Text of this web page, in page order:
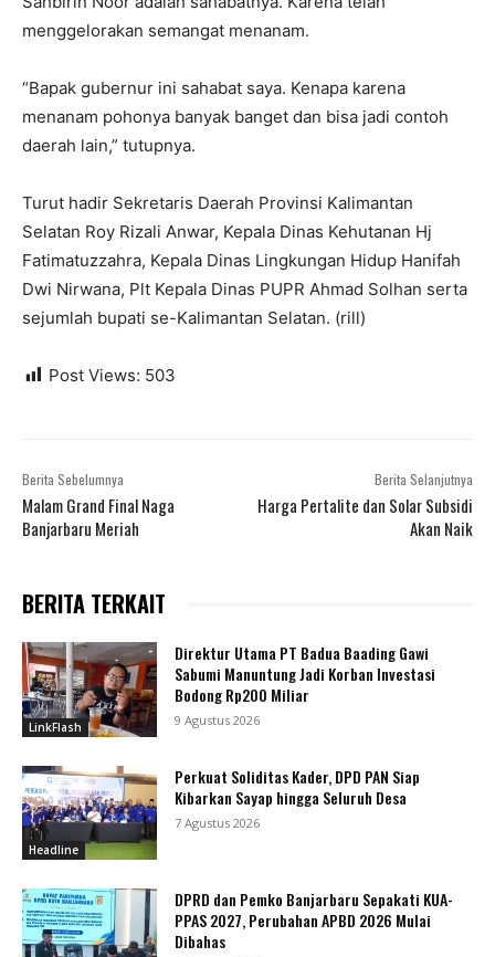
menggelorakan semangat menanam.
“Bapak gubernur ini sahabat saya. Kenapa karena
menanam pohonya banyak banget dan bisa jadi contoh
daerah lain,” tutupnya.
Turut hadir Sekretaris Daerah Provinsi Kalimantan
Selatan Roy Rizali Anwar, Kepala Dinas Kehutanan Hj
Fatimatuzzahra, Kepala Dinas Lingkungan Hidup Hanifah
Dwi Nirwana, Plt Kepala Dinas PUPR Ahmad Solhan serta
sejumlah bupati se-Kalimantan Selatan. (rill)
Post Views: 503
Berita Sebelumnya
Malam Grand Final Naga
Banjarbaru Meriah
Berita Selanjutnya
Harga Pertalite dan Solar Subsidi
Akan Naik
BERITA TERKAIT
LinkFlash
Direktur Utama PT Badua Baading Gawi
Sabumi Manuntung Jadi Korban Investasi
Bodong Rp200 Miliar
9 Agustus 2026
Headline
Perkuat Soliditas Kader, DPD PAN Siap
Kibarkan Sayap hingga Seluruh Desa
7 Agustus 2026
DPRD dan Pemko Banjarbaru Sepakati KUA-
PPAS 2027, Perubahan APBD 2026 Mulai
Dibahas